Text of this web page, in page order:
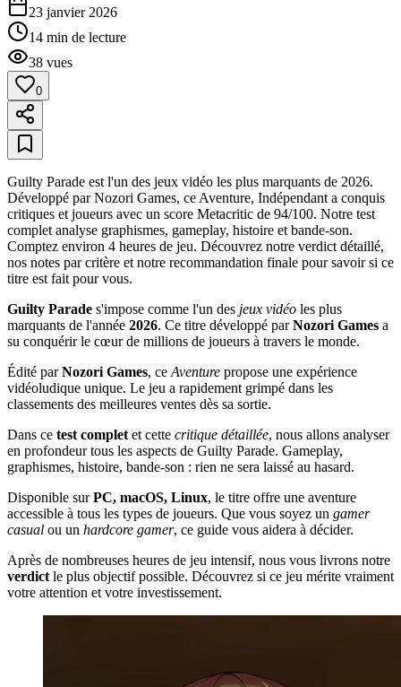
23 janvier 2026
14 min de lecture
38 vues
0
Guilty Parade est l'un des jeux vidéo les plus marquants de 2026.
Développé par Nozori Games, ce Aventure, Indépendant a conquis
critiques et joueurs avec un score Metacritic de 94/100. Notre test
complet analyse graphismes, gameplay, histoire et bande-son.
Comptez environ 4 heures de jeu. Découvrez notre verdict détaillé,
nos notes par critère et notre recommandation finale pour savoir si ce
titre est fait pour vous.
Guilty Parade s'impose comme l'un des jeux vidéo les plus
marquants de l'année 2026. Ce titre développé parNozori Games a
su conquérir le cœur de millions de joueurs à travers le monde.
Édité parNozori Games, ce Aventure propose une expérience
vidéoludique unique. Le jeu a rapidement grimpé dans les
classements des meilleures ventes dès sa sortie.
Dans ce test complet et cette critique détaillée, nous allons analyser
en profondeur tous les aspects de Guilty Parade. Gameplay,
graphismes, histoire, bande-son : rien ne sera laissé au hasard.
Disponible surPC, macOS, Linux, le titre offre une aventure
accessible à tous les types de joueurs. Que vous soyez un gamer
casual ou un hardcore gamer, ce guide vous aidera à décider.
Après de nombreuses heures de jeu intensif, nous vous livrons notre
verdict le plus objectif possible. Découvrez si ce jeu mérite vraiment
votre attention et votre investissement.